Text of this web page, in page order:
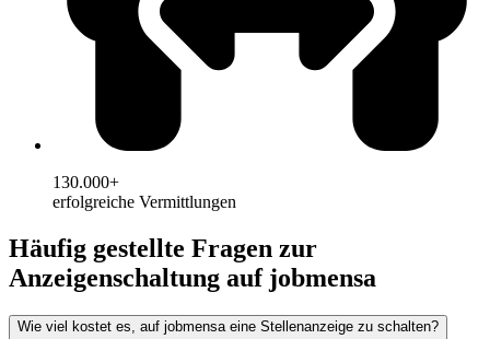
130.000+
erfolgreiche Vermittlungen
Häufig gestellte Fragen zur
Anzeigenschaltung auf jobmensa
Wie viel kostet es, auf jobmensa eine Stellenanzeige zu schalten?